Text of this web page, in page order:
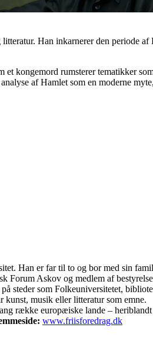
Han inkarnerer den periode
et kongemord rumsterer tematikker
af Hamlet som en moderne
Han er far til to og bor med sin
Forum Askov og medlem af
steder som Folkeuniversitetet,
musik eller litteratur som
række europæiske lande –
www.friisforedrag.dk